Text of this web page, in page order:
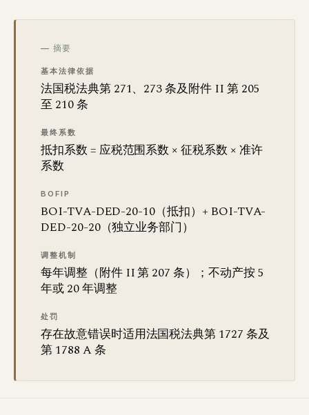
— 摘要
基本法律依据
法国税法典第 271、273 条及附件 II 第 205
至 210 条
最终系数
抵扣系数 = 应税范围系数 × 征税系数 × 准许
系数
BOFIP
BOI-TVA-DED-20-10（抵扣）+ BOI-TVA-
DED-20-20（独立业务部门）
调整机制
每年调整（附件 II 第 207 条）；不动产按 5
年或 20 年调整
处罚
存在故意错误时适用法国税法典第 1727 条及
第 1788 A 条